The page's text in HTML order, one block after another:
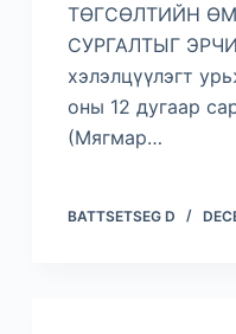
ТӨГСӨЛТИЙН
СУРГАЛТЫГ
хэлэлцүүлэгт
оны 12 дугаар
(Мягмар…
BATTSETSEG D